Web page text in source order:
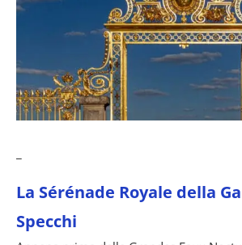
La Sérénade Royale della
Specchi